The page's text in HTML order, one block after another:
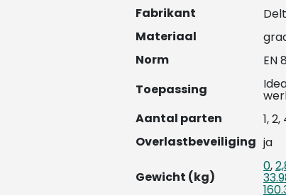
Fabrikant
Materiaal
Norm
EN
Toepassing
Aantal parten
1, 2,
Overlastbeveiliging ja
Gewicht (kg)
0,